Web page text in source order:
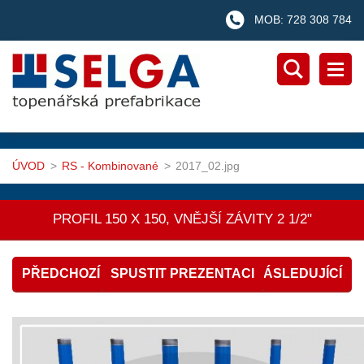
MOB: 728 308 784
ÚVOD > RS - Kombinované > 2017_02.jpg
PROFIL 150 X 150, VNĚJŠÍ ZÁVITY 2 1/2"
PŘEDCHOZÍ SPUSTIT PREZENTACI NÁSLEDUJÍCÍ